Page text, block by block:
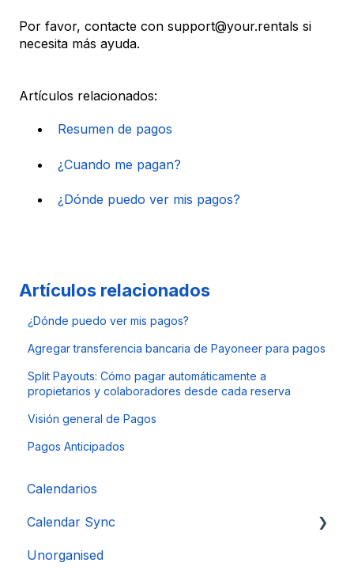
Por favor, contacte con support@your.rentals si
necesita más ayuda.
Artículos relacionados:
Resumen de pagos
¿Cuando me pagan?
¿Dónde puedo ver mis pagos?
Artículos relacionados
¿Dónde puedo ver mis pagos?
Agregar transferencia bancaria de Payoneer para pagos
Split Payouts: Cómo pagar automáticamente a
propietarios y colaboradores desde cada reserva
Visión general de Pagos
Pagos Anticipados
Calendarios
Calendar Sync
Importación de calendarios populares
Unorganised